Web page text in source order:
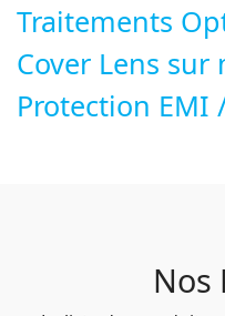
Traitements
Cover Lens sur
Protection EMI
Nos